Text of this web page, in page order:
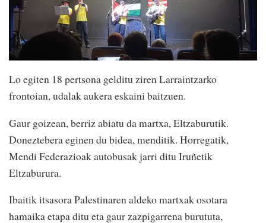
Lo egiten 18 pertsona gelditu ziren Larraintzarko
frontoian, udalak aukera eskaini baitzuen.
Gaur goizean, berriz abiatu da martxa, Eltzaburutik.
Doneztebera eginen du bidea, menditik. Horregatik,
Mendi Federazioak autobusak jarri ditu Iruñetik
Eltzaburura.
Ibaitik itsasora Palestinaren aldeko martxak osotara
hamaika etapa ditu eta gaur zazpigarrena burututa,